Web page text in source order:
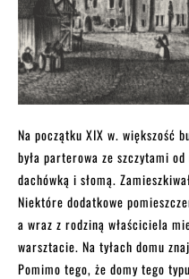
Na początku XIX w. większość
była parterowa ze szczytami
dachówką i słomą.
Niektóre dodatkowe
a wraz z rodziną właściciela
warsztacie. Na tyłach domu
Pomimo tego, że domy tego